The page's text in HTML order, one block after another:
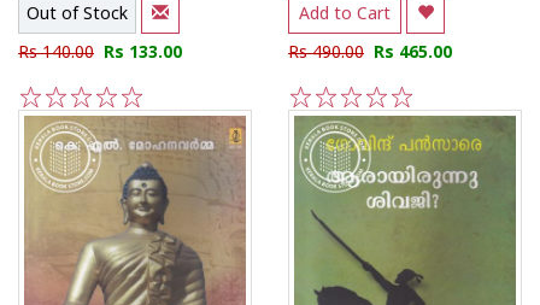
Out of Stock
Rs 140.00 Rs 133.00
5
4
3
2
1
Add to Cart
Rs 490.00 Rs 465.00
5
4
3
2
1